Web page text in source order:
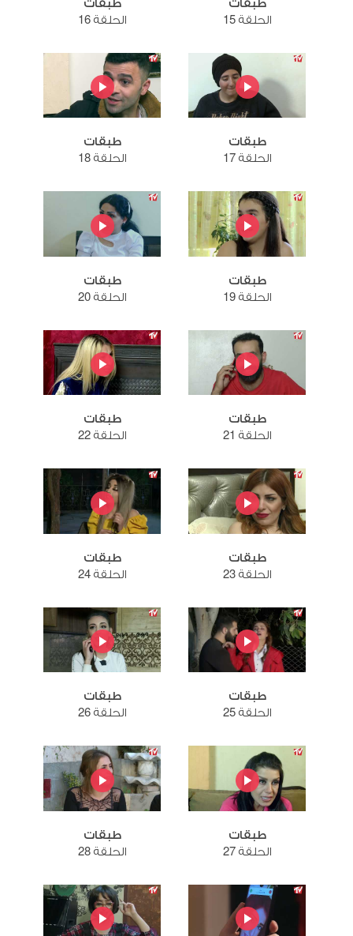
الحلقة 15
الحلقة 16
طبقات
الحلقة 17
طبقات
الحلقة 18
طبقات
الحلقة 19
طبقات
الحلقة 20
طبقات
الحلقة 21
طبقات
الحلقة 22
طبقات
الحلقة 23
طبقات
الحلقة 24
طبقات
الحلقة 25
طبقات
الحلقة 26
طبقات
الحلقة 27
طبقات
الحلقة 28